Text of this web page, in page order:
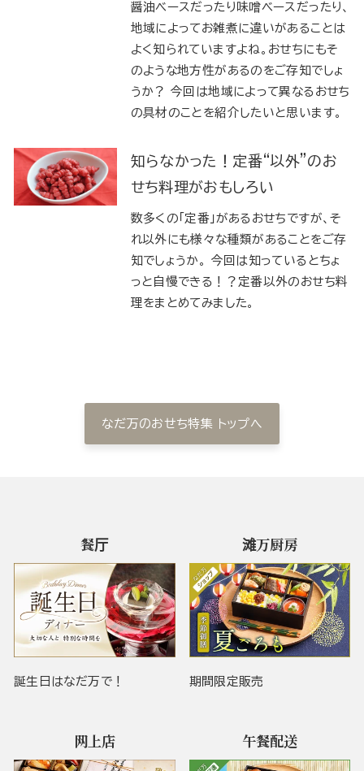
醤油ベースだったり味噌ベースだったり、
地域によってお雑煮に違いがあることは
よく知られていますよね。おせちにもそ
のような地方性があるのをご存知でしょ
うか？ 今回は地域によって異なるおせち
の具材のことを紹介したいと思います。
知らなかった！定番“以外”のお
せち料理がおもしろい
数多くの「定番」があるおせちですが、そ
れ以外にも様々な種類があることをご存
知でしょうか。 今回は知っているとちょ
っと自慢できる！？定番以外のおせち料
理をまとめてみました。
なだ万のおせち特集 トップへ
餐厅
誕生日はなだ万で！
滩万厨房
期間限定販売
网上店 午餐配送